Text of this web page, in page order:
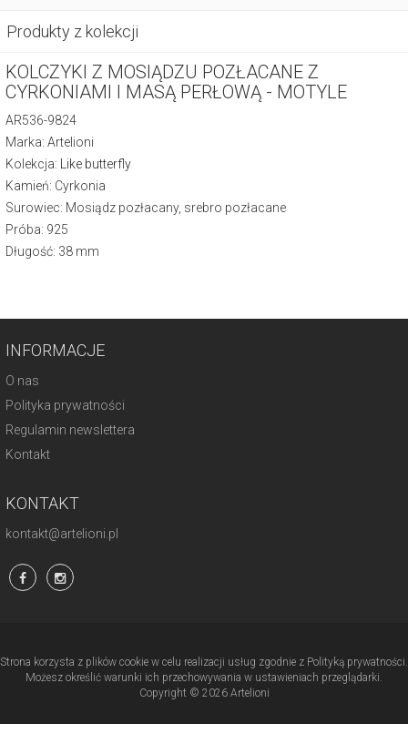
Produkty z kolekcji
KOLCZYKI Z MOSIĄDZU POZŁACANE Z
CYRKONIAMI I MASĄ PERŁOWĄ - MOTYLE
AR536-9824
Marka: Artelioni
Kolekcja: Like butterfly
Kamień: Cyrkonia
Surowiec: Mosiądz pozłacany, srebro pozłacane
Próba: 925
Długość: 38 mm
INFORMACJE
O nas
Polityka prywatności
Regulamin newslettera
Kontakt
KONTAKT
kontakt@artelioni.pl
Strona korzysta z plików cookie w celu realizacji usług zgodnie z Polityką prywatności.
Możesz określić warunki ich przechowywania w ustawieniach przeglądarki.
Copyright © 2026 Artelioni